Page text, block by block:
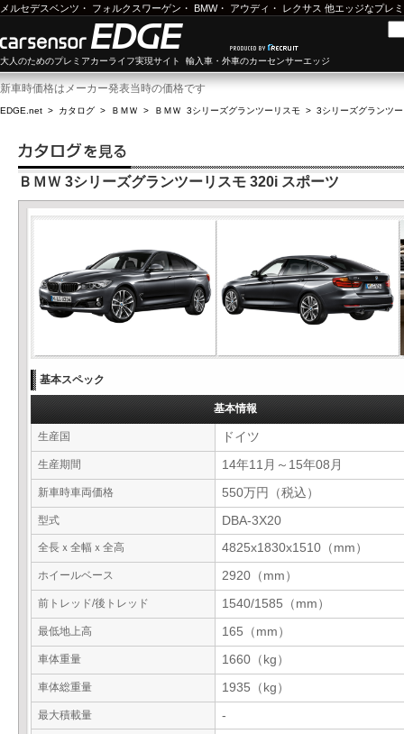
メルセデスベンツ ・ フォルクスワーゲン ・ BMW・ アウディ ・ レクサス 他エッジなプレ
大人のためのプレミアカーライフ実現サイト 輸入車・外車のカーセンサーエッジ
新車時価格はメーカー発表当時の価格です
EDGE.net > カタログ > ＢＭＷ > ＢＭＷ 3シリーズグランツーリスモ > 3シリーズグランツ
ＢＭＷ 3シリーズグランツーリスモ 320i スポーツ
基本スペック
基本情報
生産国 ドイツ
生産期間 14年11月～15年08月
新車時車両価格 550万円（税込）
型式 DBA-3X20
全長ｘ全幅ｘ全高 4825x1830x1510（mm）
ホイールベース 2920（mm）
前トレッド/後トレッド 1540/1585（mm）
最低地上高 165（mm）
車体重量 1660（kg）
車体総重量 1935（kg）
最大積載量 -